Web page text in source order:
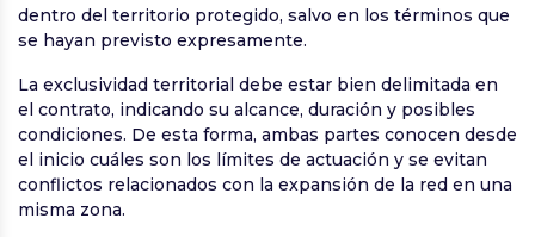
dentro del territorio protegido, salvo en los términos que
se hayan previsto expresamente.
La exclusividad territorial debe estar bien delimitada en
el contrato, indicando su alcance, duración y posibles
condiciones. De esta forma, ambas partes conocen desde
el inicio cuáles son los límites de actuación y se evitan
conflictos relacionados con la expansión de la red en una
misma zona.